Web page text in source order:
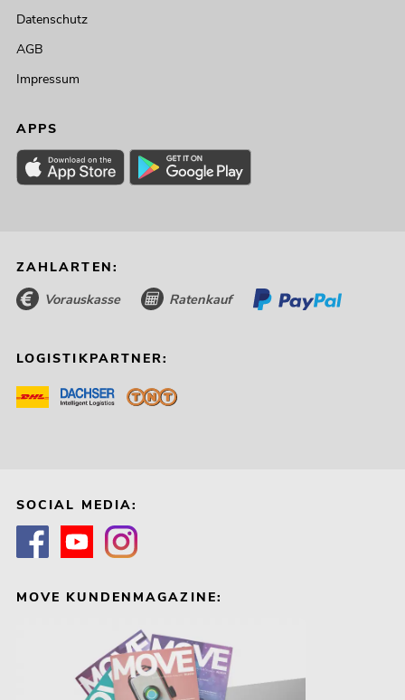
Datenschutz
AGB
Impressum
APPS
ZAHLARTEN:
Vorauskasse Ratenkauf
LOGISTIKPARTNER:
SOCIAL MEDIA:
MOVE KUNDENMAGAZINE: